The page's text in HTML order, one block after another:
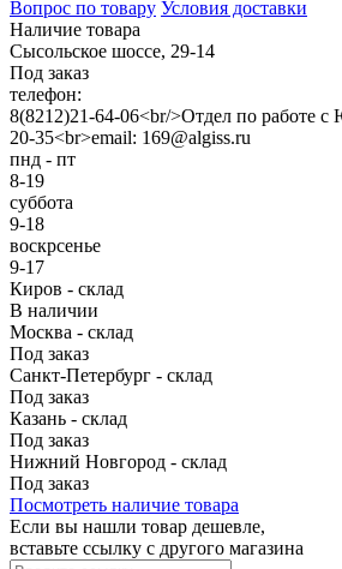
Вопрос по товару Условия доставки
Наличие товара
Сысольское шоссе, 29-14
Под заказ
телефон:
8(8212)21-64-06<br/>Отдел по работе
20-35<br>email: 169@algiss.ru
пнд - пт
8-19
суббота
9-18
воскрсенье
9-17
Киров - склад
В наличии
Москва - склад
Под заказ
Санкт-Петербург - склад
Под заказ
Казань - склад
Под заказ
Нижний Новгород - склад
Под заказ
Посмотреть наличие товара
Если вы нашли товар дешевле,
вставьте ссылку с другого магазина